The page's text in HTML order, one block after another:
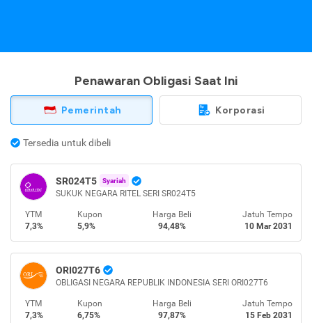
Penawaran Obligasi Saat Ini
Pemerintah Korporasi
Tersedia untuk dibeli
SR024T5 Syariah
SUKUK NEGARA RITEL SERI SR024T5
YTM
7,3%
Kupon
5,9%
Harga Beli
94,48%
Jatuh Tempo
10 Mar 2031
ORI027T6
OBLIGASI NEGARA REPUBLIK INDONESIA SERI ORI027T6
YTM
7,3%
Kupon
6,75%
Harga Beli
97,87%
Jatuh Tempo
15 Feb 2031